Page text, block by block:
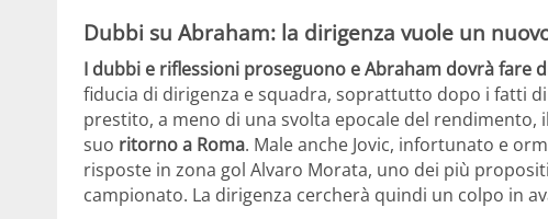
Dubbi su Abraham: la dirigenza vuole un
I dubbi e riflessioni proseguono e Abraham dovrà fare
fiducia di dirigenza e squadra, soprattutto dopo i fatti
prestito, a meno di una svolta epocale del
suo ritorno a Roma. Male anche Jovic, infortunato e
risposte in zona gol Alvaro Morata, uno dei più
campionato. La dirigenza cercherà quindi un colpo in